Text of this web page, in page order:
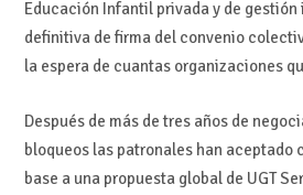
Educación Infantil privada y de
definitiva de firma del convenio
la espera de cuantas organizaciones
Después de más de tres años de
bloqueos las patronales han aceptado
base a una propuesta global de UGT